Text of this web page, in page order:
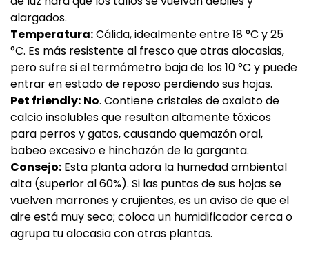
alargados.
Temperatura:Cálida, idealmente entre 18 °C y 25
°C. Es más resistente al fresco que otras alocasias,
pero sufre si el termómetro baja de los 10 °C y puede
entrar en estado de reposo perdiendo sus hojas.
Pet friendly: No. Contiene cristales de oxalato de
calcio insolubles que resultan altamente tóxicos
para perros y gatos, causando quemazón oral,
babeo excesivo e hinchazón de la garganta.
Consejo: Esta planta adora la humedad ambiental
alta (superior al 60%). Si las puntas de sus hojas se
vuelven marrones y crujientes, es un aviso de que el
aire está muy seco; coloca un humidificador cerca o
agrupa tu alocasia con otras plantas.